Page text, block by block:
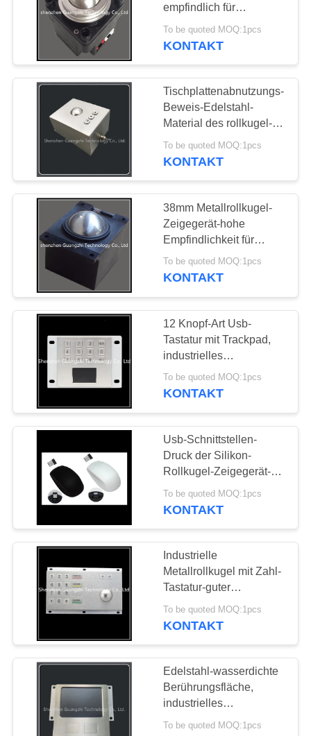
ZITAT
SITEMAP
PRIVACY
POLICY
empfindlich für
industriellen Computer
To be quoted MOQ:1pcs
KONTAKT
Tischplattenabnutzungs-
Beweis-Edelstahl-
Material des rollkugel-
Zeigegerät-38mm
To be quoted MOQ:1pcs
KONTAKT
38mm Metallrollkugel-
Zeigegerät-hohe
Empfindlichkeit für
medizinische
Ausrüstung
To be quoted MOQ:1pcs
KONTAKT
12 Knopf-Art Usb-
Tastatur mit Trackpad,
industrielles
Berührungsflächen-
Zeigegerät
To be quoted MOQ:1pcs
KONTAKT
Usb-Schnittstellen-
Druck der Silikon-
Rollkugel-Zeigegerät-
leichten Berührung
beständig
To be quoted MOQ:1pcs
KONTAKT
Industrielle
Metallrollkugel mit Zahl-
Tastatur-guter
Vandalismus-Leistung
To be quoted MOQ:1pcs
KONTAKT
Edelstahl-wasserdichte
Berührungsfläche,
industrielles
Berührungsflächen-
To be quoted MOQ:1pcs